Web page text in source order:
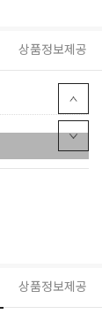
상품정보제공
상품정보제공